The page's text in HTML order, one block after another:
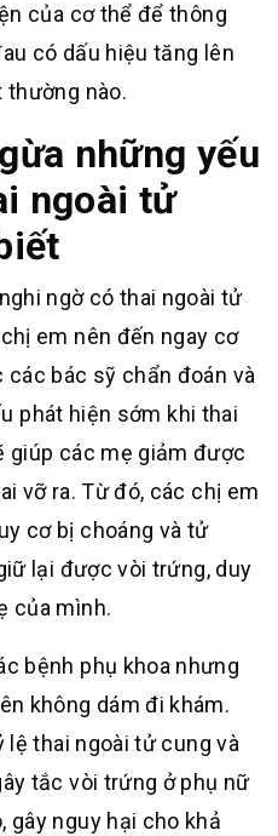
của cơ thể để thông
có dấu hiệu tăng lên
thường nào.
những yếu
ngoài tử
ngờ có thai ngoài tử
em nên đến ngay cơ
bác sỹ chẩn đoán và
phát hiện sớm khi thai
giúp các mẹ giảm được
vỡ ra. Từ đó, các chị em
cơ bị choáng và tử
lại được vòi trứng, duy
của mình.
bệnh phụ khoa nhưng
không dám đi khám.
lệ thai ngoài tử cung và
tắc vòi trứng ở phụ nữ
gây nguy hại cho khả